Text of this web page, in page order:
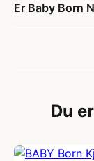
Er Baby Born
Du